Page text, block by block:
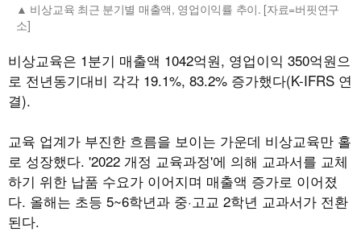
비상교육 최근 분기별 매출액, 영업이익률 추이. [자료=버핏연구
소]
비상교육은 1분기 매출액 1042억원, 영업이익 350억원으
로 전년동기대비 각각 19.1%, 83.2% 증가했다(K-IFRS 연
결).
교육 업계가 부진한 흐름을 보이는 가운데 비상교육만 홀
로 성장했다. '2022 개정 교육과정'에 의해 교과서를 교체
하기 위한 납품 수요가 이어지며 매출액 증가로 이어졌
다. 올해는 초등 5~6학년과 중·고교 2학년 교과서가 전환
된다.